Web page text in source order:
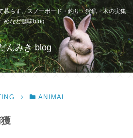
暮らす。スノーボード・釣り・狩猟・木の実集
めなど趣味blog
んみき blog
ANIMAL